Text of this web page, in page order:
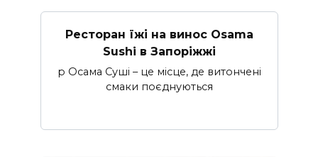
Ресторан їжі на винос Osama
Sushi в Запоріжжі
p Осама Суші – це місце, де витончені
смаки поєднуються